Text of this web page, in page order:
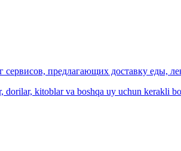
предлагающих доставку еды,
kitoblar va boshqa uy uchun kerakli